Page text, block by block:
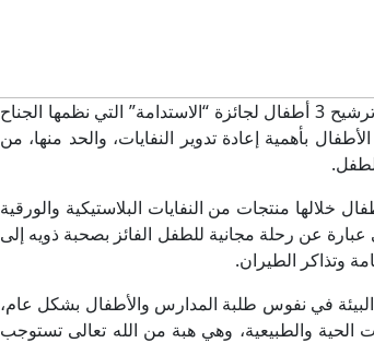
أكد محمد حسيني مدير جناح جزر القمر في إكسبو 2020 دبي لـ”البيان”، ترشيح 3 أطفال لجائزة “الاستدامة” التي نظمها الجناح
بأهمية إعادة تدوير النفايات، والحد منها، من
منتجات من النفايات البلاستيكية والورقية
وهي عبارة عن رحلة مجانية للطفل الفائز بصحبة ذويه إلى
في نفوس طلبة المدارس والأطفال بشكل عام،
الحية والطبيعية، وهي هبة من الله تعالى تستوجب